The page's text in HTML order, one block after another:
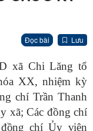
Đọc bài Lưu
xã Chi Lăng tổ
XX, nhiệm kỳ
chí Trần Thanh
xã; Các đồng chí
chí Ủy viên